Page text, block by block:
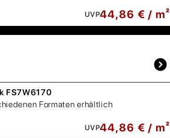
UVP44,86 € / m²
FS7W6170
Formaten erhältlich
UVP44,86 € / m²